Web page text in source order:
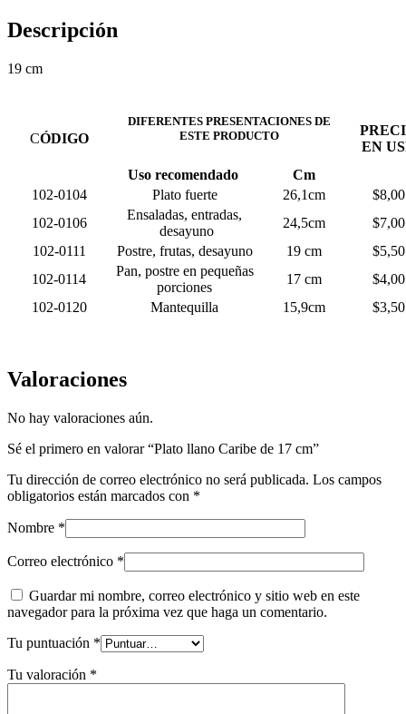
Descripción
19 cm
CÓDIGO
DIFERENTES PRESENTACIONES DE
ESTE PRODUCTO
EN
Uso recomendado
Cm
102-0104
Plato fuerte 26,1cm
$8,00
102-0106
Ensaladas, entradas,
desayuno
24,5cm
$7,00
102-0111
Postre, frutas, desayuno 19 cm
$5,50
102-0114
Pan, postre en pequeñas
porciones
17 cm
$4,00
102-0120
Mantequilla 15,9cm $3,50
Valoraciones
No hay valoraciones aún.
Sé el primero en valorar “Plato llano Caribe de 17 cm”
Tu dirección de correo electrónico no será publicada. Los campos
obligatorios están marcados con *
Nombre *
Correo electrónico *
Guardar mi nombre, correo electrónico y sitio web en este
navegador para la próxima vez que haga un comentario.
Tu puntuación *
Tu valoración *